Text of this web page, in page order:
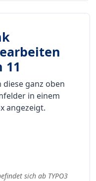
11
ganz oben
in einem
angezeigt.
sich ab TYPO3